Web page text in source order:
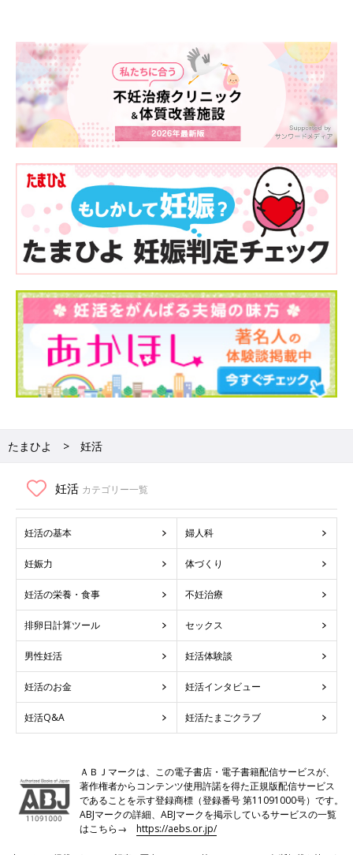
たまひよ 妊活
妊活 カテゴリー一覧
妊活の基本 婦人科
妊娠力 体づくり
妊活の栄養・食事 不妊治療
排卵日計算ツール セックス
男性妊活 妊活体験談
妊活のお金 妊活インタビュー
妊活Q&A 妊活たまごクラブ
ＡＢＪマークは、この電子書店・電子書籍配信サービスが、
著作権者からコンテンツ使用許諾を得た正規版配信サービス
であることを示す登録商標（登録番号 第11091000号）です。
ABJマークの詳細、ABJマークを掲示しているサービスの一覧
はこちら→https://aebs.or.jp/